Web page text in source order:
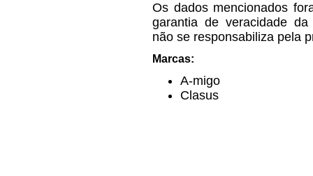
Os dados mencionados
garantia de veracidade da
não se responsabiliza pela
Marcas:
A-migo
Clasus